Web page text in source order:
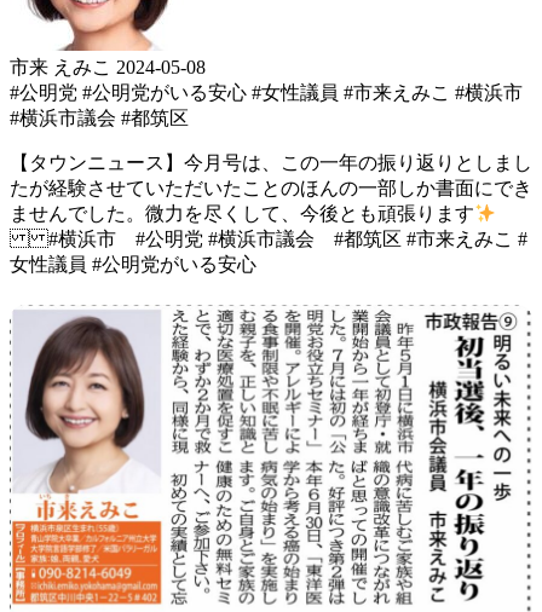
市来 えみこ 2024-05-08
#公明党 #公明党がいる安心 #女性議員 #市来えみこ #横浜市
#横浜市議会 #都筑区
【タウンニュース】 今月号は、この一年の振り返り としまし
たが 経験させていただいたことの ほんの一部しか書面にでき
ませんでした。 微力を尽くして、今後とも頑張ります
#横浜市 #公明党 #横浜市議会 #都筑区 #市来えみこ #
女性議員 #公明党がいる安心